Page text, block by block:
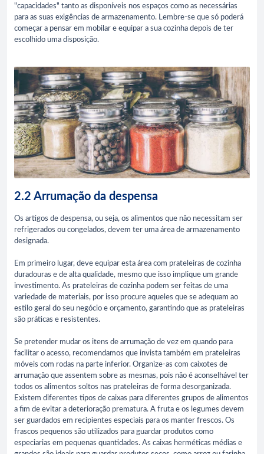
"capacidades" tanto as disponíveis nos espaços como as necessárias
para as suas exigências de armazenamento. Lembre-se que só poderá
começar a pensar em mobilar e equipar a sua cozinha depois de ter
escolhido uma disposição.
2.2 Arrumação da despensa
Os artigos de despensa, ou seja, os alimentos que não necessitam ser
refrigerados ou congelados, devem ter uma área de armazenamento
designada.
Em primeiro lugar, deve equipar esta área com prateleiras de cozinha
duradouras e de alta qualidade, mesmo que isso implique um grande
investimento. As prateleiras de cozinha podem ser feitas de uma
variedade de materiais, por isso procure aqueles que se adequam ao
estilo geral do seu negócio e orçamento, garantindo que as prateleiras
são práticas e resistentes.
Se pretender mudar os itens de arrumação de vez em quando para
facilitar o acesso, recomendamos que invista também em prateleiras
móveis com rodas na parte inferior. Organize-as com caixotes de
arrumação que assentem sobre as mesmas, pois não é aconselhável ter
todos os alimentos soltos nas prateleiras de forma desorganizada.
Existem diferentes tipos de caixas para diferentes grupos de alimentos
a fim de evitar a deterioração prematura. A fruta e os legumes devem
ser guardados em recipientes especiais para os manter frescos. Os
frascos pequenos são utilizados para guardar produtos como
especiarias em pequenas quantidades. As caixas herméticas médias e